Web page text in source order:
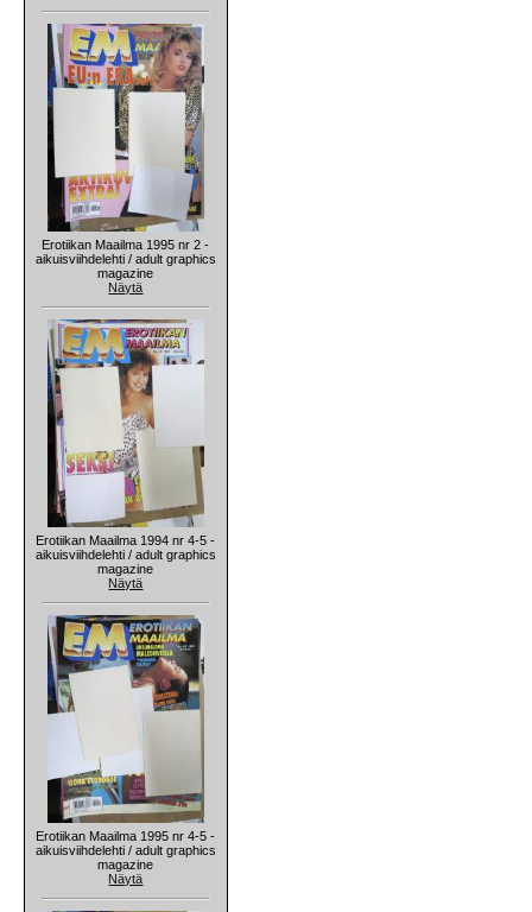
Erotiikan Maailma 1995 nr 2 -
aikuisviihdelehti / adult graphics
magazine
Näytä
Erotiikan Maailma 1994 nr 4-5 -
aikuisviihdelehti / adult graphics
magazine
Näytä
Erotiikan Maailma 1995 nr 4-5 -
aikuisviihdelehti / adult graphics
magazine
Näytä